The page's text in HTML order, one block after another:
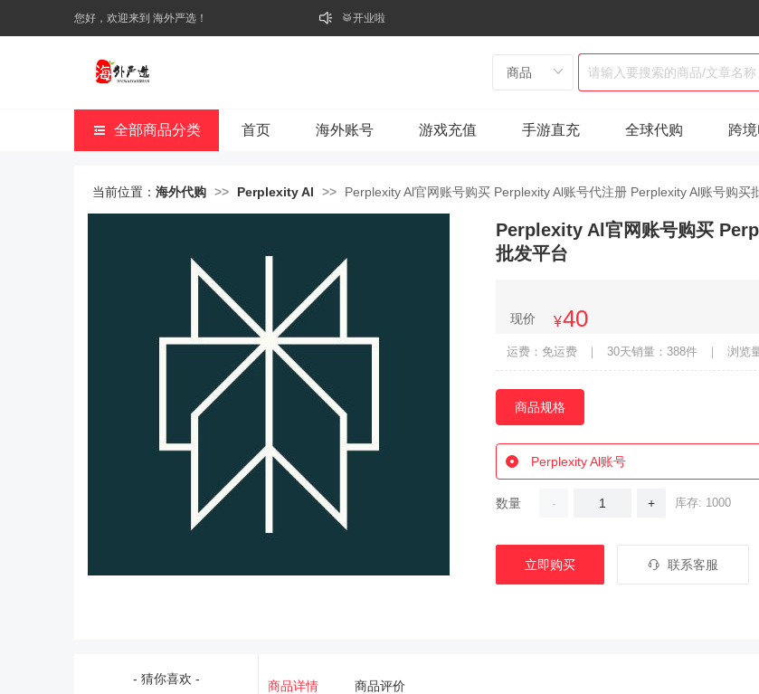
您好，欢迎来到 海外严选！
全部商品分类 首页 海外账号 游戏充值 手游直充 全球代购 跨
当前位置： 海外代购 >> Perplexity Al >> Perplexity Al官网账号购买 Perplexity Al账号代注册 Perplexity Al账号购买
Perplexity Al官网账号购买
批发平台
现价 ¥40
运费：免运费 30天销量：388件 浏览
商品规格
Perplexity Al账号
数量 - + 库存: 1000
立即购买 联系客服
- 猜你喜欢 - 商品详情 商品评价